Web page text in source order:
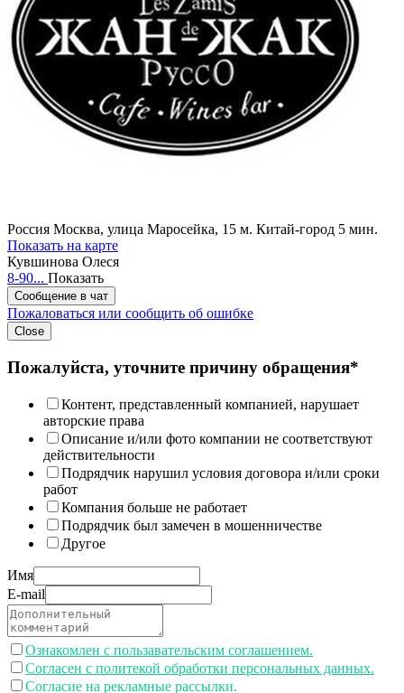
Россия Москва, улица Маросейка, 15 м. Китай-город 5 мин.
Показать на карте
Кувшинова Олеся
8-90... Показать
Сообщение в чат
Пожаловаться или сообщить об ошибке
Close
Пожалуйста, уточните причину обращения*
Контент, представленный компанией, нарушает
авторские права
Описание и/или фото компании не соответствуют
действительности
Подрядчик нарушил условия договора и/или сроки
работ
Компания больше не работает
Подрядчик был замечен в мошенничестве
Другое
Имя
E-mail
Ознакомлен с пользавательским соглашением.
Согласен с политекой обработки персональных данных.
Согласие на рекламные рассылки.